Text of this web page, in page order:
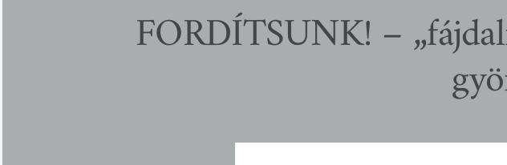
FORDÍTSUNK! –